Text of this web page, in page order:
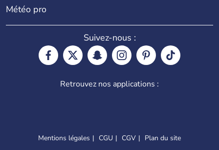
Météo pro
Suivez-nous :
Retrouvez nos applications :
Mentions légales CGU CGV
Plan du site